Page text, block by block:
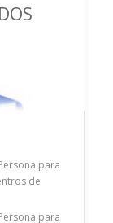
para
de
para